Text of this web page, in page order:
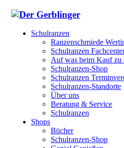
Schulranzen
Ranzenschmiede
Schulranzen
Auf was beim Kauf zu
Schulranzen-Shop
Schulranzen
Schulranzen-Standorte
Über uns
Beratung & Service
Schulranzen
Shops
Bücher
Schulranzen-Shop